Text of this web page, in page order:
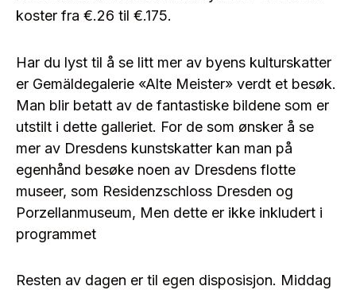
koster fra €.26 til €.175.
Har du lyst til å se litt mer av byens kulturskatter
er Gemäldegalerie «Alte Meister» verdt et besøk.
Man blir betatt av de fantastiske bildene som er
utstilt i dette galleriet. For de som ønsker å se
mer av Dresdens kunstskatter kan man på
egenhånd besøke noen av Dresdens flotte
museer, som Residenzschloss Dresden og
Porzellanmuseum, Men dette er ikke inkludert i
programmet
Resten av dagen er til egen disposisjon. Middag